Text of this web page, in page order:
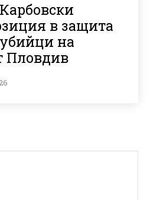
в защита
на
Пловдив